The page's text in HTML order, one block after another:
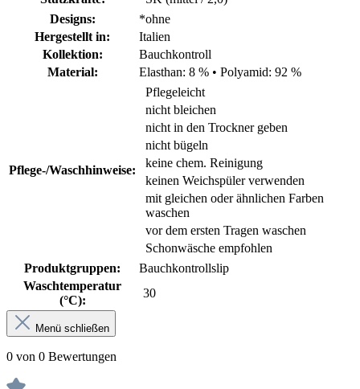
Designs:
*ohne
Hergestellt in:
Italien
Kollektion:
Bauchkontroll
Material:
Elasthan: 8 % • Polyamid: 92 %
Pflege-/Waschhinweise:
Pflegeleicht
nicht bleichen
nicht in den Trockner geben
nicht bügeln
keine chem. Reinigung
keinen Weichspüler verwenden
mit gleichen oder ähnlichen Farben
waschen
vor dem ersten Tragen waschen
Schonwäsche empfohlen
Produktgruppen:
Bauchkontrollslip
Waschtemperatur
(°C):
30
Menü schließen
0 von 0 Bewertungen